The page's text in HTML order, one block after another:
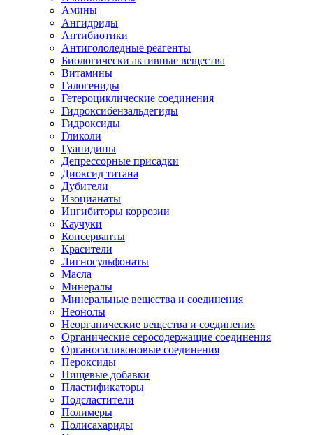
Амины
Ангидриды
Антибиотики
Антигололедные реагенты
Биологически активные вещества
Витамины
Галогениды
Гетероциклические соединения
Гидроксибензальдегиды
Гидроксиды
Гликоли
Гуанидины
Депрессорные присадки
Диоксид титана
Дубители
Изоцианаты
Ингибиторы коррозии
Каучуки
Консерванты
Красители
Лигносульфонаты
Масла
Минералы
Минеральные вещества и соединения
Неонолы
Неорганические вещества и соединения
Органические серосодержащие соединения
Органосиликоновые соединения
Пероксиды
Пищевые добавки
Пластификаторы
Подсластители
Полимеры
Полисахариды